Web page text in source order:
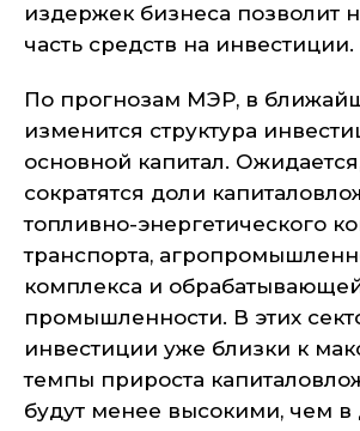
издержек бизнеса позволит
часть средств на инвестиции.
По прогнозам МЭР, в
изменится структура
основной капитал.
сократятся доли
топливно-энергетического
транспорта,
комплекса и
промышленности. В этих
инвестиции уже близки к
темпы прироста
будут менее высокими, чем в